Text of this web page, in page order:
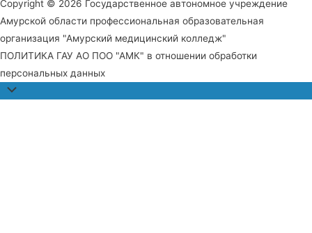
Copyright © 2026 Государственное автономное учреждение
Амурской области профессиональная образовательная
организация "Амурский медицинский колледж"
ПОЛИТИКА ГАУ АО ПОО "АМК" в отношении обработки
персональных данных
Прокрутить